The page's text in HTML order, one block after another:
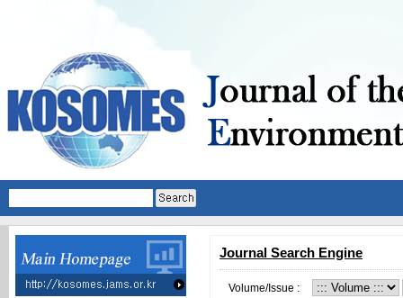
Journal Search Engine
Volume/Issue :